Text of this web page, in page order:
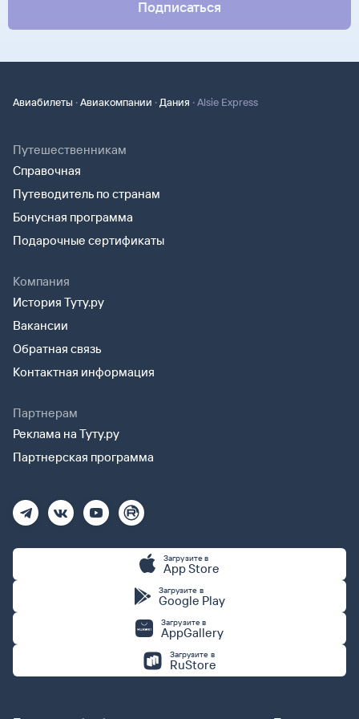
Подписаться
Авиабилеты ·Авиакомпании ·Дания ·Alsie Express
Путешественникам
Справочная
Путеводитель по странам
Бонусная программа
Подарочные сертификаты
Компания
История Туту.ру
Вакансии
Обратная связь
Контактная информация
Партнерам
Реклама на Туту.ру
Партнерская программа
Загрузите в
App Store
Загрузите в
Google Play
Загрузите в
AppGallery
Загрузите в
RuStore